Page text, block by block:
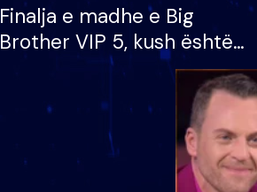
Finalja e madhe e Big
Brother VIP 5, kush është
banori i parë që lë shtëpinë
dhe humb mundësinë për
të fituar çmimin e madh